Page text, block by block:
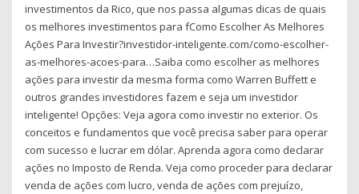
investimentos da Rico, que nos passa algumas dicas de quais
os melhores investimentos para fComo Escolher As Melhores
Ações Para Investir?investidor-inteligente.com/como-escolher-
as-melhores-acoes-para…Saiba como escolher as melhores
ações para investir da mesma forma como Warren Buffett e
outros grandes investidores fazem e seja um investidor
inteligente! Opções: Veja agora como investir no exterior. Os
conceitos e fundamentos que você precisa saber para operar
com sucesso e lucrar em dólar. Aprenda agora como declarar
ações no Imposto de Renda. Veja como proceder para declarar
venda de ações com lucro, venda de ações com prejuízo,